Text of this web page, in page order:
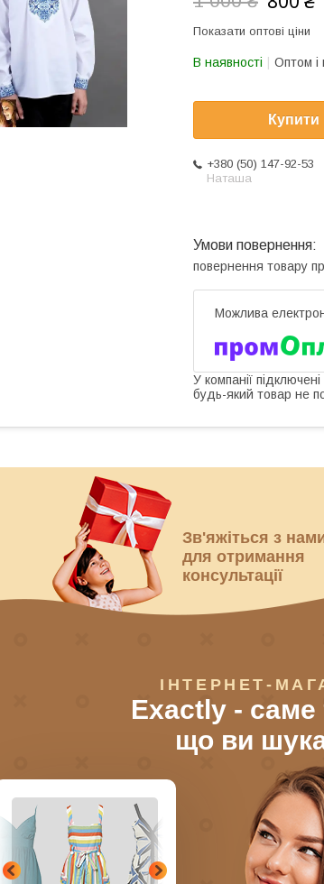
Показати оптові ціни
В наявності Оптом і
Купити
+380 (50) 147-92-53
Наташа
повернення товару
У компанії
будь-який товар не
Зв'яжіться з
для отримання
консультації
ІНТЕРНЕТ-
Exactly - саме
що ви